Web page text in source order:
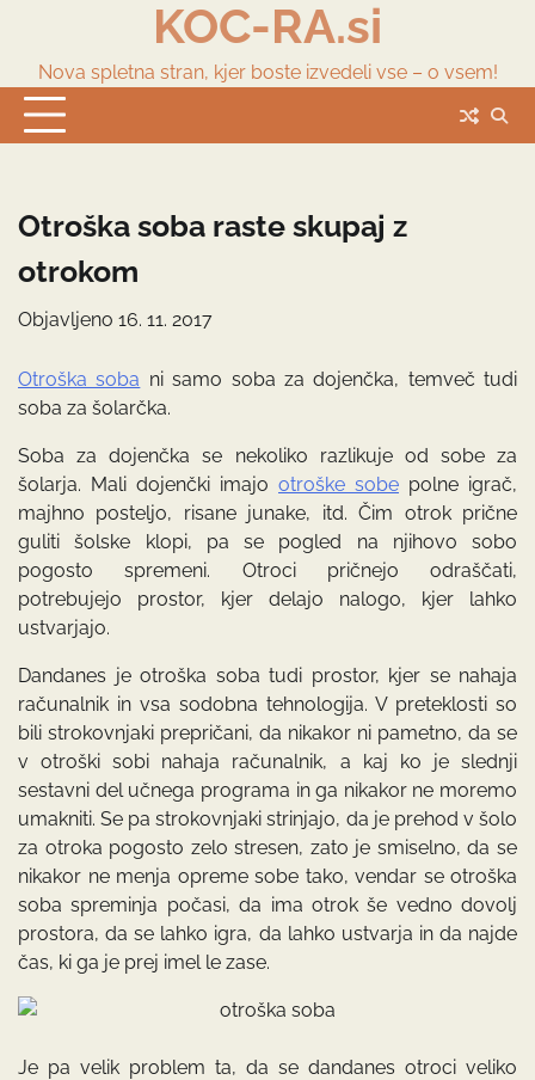
content
KOC-RA.si
Nova spletna stran, kjer boste izvedeli vse – o vsem!
Otroška soba raste skupaj z
otrokom
Objavljeno 16. 11. 2017
Otroška soba ni samo soba za dojenčka, temveč tudi
soba za šolarčka.
Soba za dojenčka se nekoliko razlikuje od sobe za
šolarja. Mali dojenčki imajo otroške sobe polne igrač,
majhno posteljo, risane junake, itd. Čim otrok prične
guliti šolske klopi, pa se pogled na njihovo sobo
pogosto spremeni. Otroci pričnejo odraščati,
potrebujejo prostor, kjer delajo nalogo, kjer lahko
ustvarjajo.
Dandanes je otroška soba tudi prostor, kjer se nahaja
računalnik in vsa sodobna tehnologija. V preteklosti so
bili strokovnjaki prepričani, da nikakor ni pametno, da se
v otroški sobi nahaja računalnik, a kaj ko je slednji
sestavni del učnega programa in ga nikakor ne moremo
umakniti. Se pa strokovnjaki strinjajo, da je prehod v šolo
za otroka pogosto zelo stresen, zato je smiselno, da se
nikakor ne menja opreme sobe tako, vendar se otroška
soba spreminja počasi, da ima otrok še vedno dovolj
prostora, da se lahko igra, da lahko ustvarja in da najde
čas, ki ga je prej imel le zase.
Je pa velik problem ta, da se dandanes otroci veliko